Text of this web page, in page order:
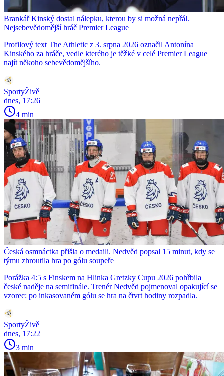
Brankář Kinský dostal nálepku, kterou by si možná nepřál.
Nejsebevědomější hráč Premier League
Profilový text The Athletic z 3. srpna 2026 označil Antonína
Kinského za hráče, vedle kterého je těžké v celé Premier League
najít někoho sebevědomějšího.
SportyŽivě
dnes, 17:26
4 min
Česká osmnáctka přišla o medaili. Nedvěd popsal 15 minut, kdy se
týmu zhroutila hra po gólu soupeře
Porážka 4:5 s Finskem na Hlinka Gretzky Cupu 2026 pohřbila
české naděje na semifinále. Trenér Nedvěd pojmenoval opakující se
vzorec: po inkasovaném gólu se hra na čtvrt hodiny rozpadla.
SportyŽivě
dnes, 17:22
3 min